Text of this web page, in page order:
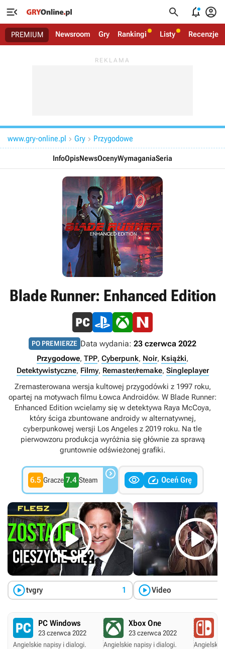
   
PREMIUM Newsroom Gry Rankingi Listy Recenzje
www.gry-online.pl  Gry  Przygodowe
InfoOpisNewsOcenyWymaganiaSeria
Blade Runner: Enhanced Edition
PO PREMIERZE Data wydania: 23 czerwca 2022
Przygodowe, TPP, Cyberpunk, Noir, Książki,
Detektywistyczne, Filmy, Remaster/remake, Singleplayer
Zremasterowana wersja kultowej przygodówki z 1997 roku,
opartej na motywach filmu Łowca Androidów. W Blade Runner:
Enhanced Edition wcielamy się w detektywa Raya McCoya,
który ściga zbuntowane androidy w alternatywnej,
cyberpunkowej wersji Los Angeles z 2019 roku. Na tle
pierwowzoru produkcja wyróżnia się głównie za sprawą
gruntownie odświeżonej grafiki.
6.5 Gracze 7.4 Steam    Oceń Grę

tvgry 1

Video
PC Windows
23 czerwca 2022
Angielskie napisy i dialogi.
Xbox One
23 czerwca 2022
Angielskie napisy i dialogi.
Angielskie